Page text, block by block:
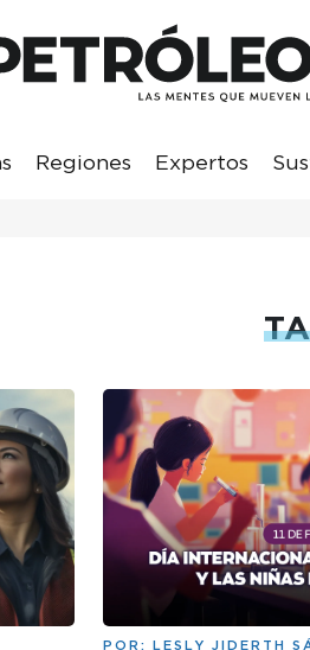
Regiones Expertos
POR: LESLY JIDERTH